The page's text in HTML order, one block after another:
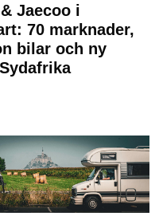
Jaecoo i
70 marknader,
bilar och ny